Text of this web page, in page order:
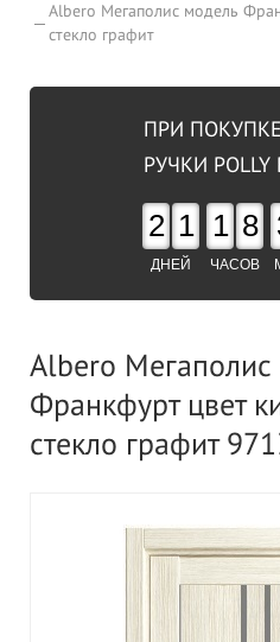
Albero Мегаполис модель
стекло графит
ПРИ
РУЧКИ
2 1
ДНЕЙ
1 8
ЧАСОВ
Albero Мегаполис
Франкфурт цвет
стекло графит